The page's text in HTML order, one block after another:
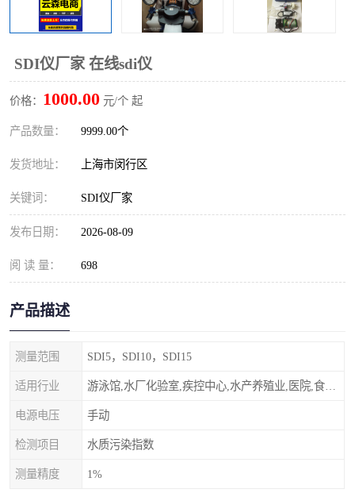
SDI仪厂家 在线sdi仪
价格： 1000.00 元/个 起
产品数量： 9999.00个
发货地址： 上海市闵行区
关键词： SDI仪厂家
发布日期： 2026-08-09
阅 读 量： 698
产品描述
测量范围 SDI5，SDI10，SDI15
适用行业
电源电压 手动
检测项目 水质污染指数
测量精度 1%